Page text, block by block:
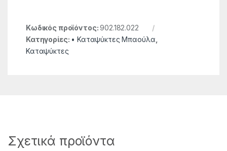
Κωδικός προϊόντος:902.182.022
Κατηγορίες: • Καταψύκτες Μπαούλα
Καταψύκτες
Σχετικά προϊόντα